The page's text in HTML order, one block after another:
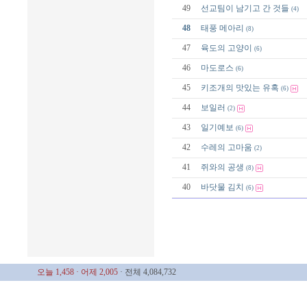
49 선교팀이 남기고 간 것들 (4)
48 태풍 메아리 (8)
47 육도의 고양이 (6)
46 마도로스 (6)
45 키조개의 맛있는 유혹 (6)
44 보일러 (2)
43 일기예보 (6)
42 수레의 고마움 (2)
41 쥐와의 공생 (8)
40 바닷물 김치 (6)
오늘 1,458 · 어제 2,005 · 전체 4,084,732